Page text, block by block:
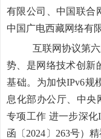
有限公司、中国联合
中国广电西藏网络有
互联网协议第
势、是网络技术创新
基础。为加快IPv6规
息化部办公厅、中央
专项工作 进一步深
函〔2024〕263号）